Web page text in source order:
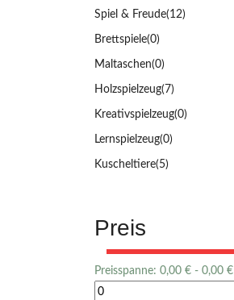
Spiel & Freude(12)
Brettspiele(0)
Maltaschen(0)
Holzspielzeug(7)
Kreativspielzeug(0)
Lernspielzeug(0)
Kuscheltiere(5)
Preis
Preisspanne: 0,00 € - 0,00 €